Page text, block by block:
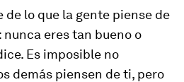
lo que la gente piense de
eres tan bueno o
Es imposible no
demás piensen de ti, pero